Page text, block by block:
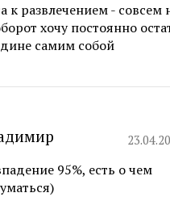
к развлечением - совсем
хочу постоянно
самим собой
95%, есть о чем